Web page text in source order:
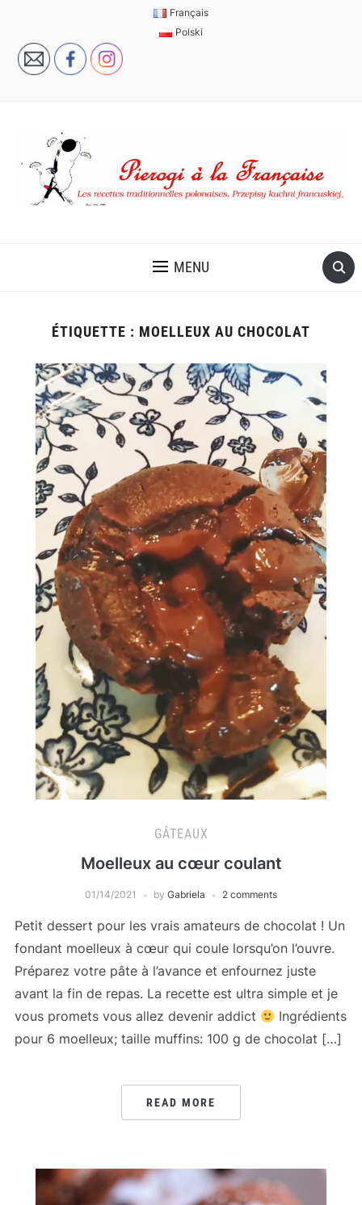
Français
Polski
MENU
ÉTIQUETTE : MOELLEUX AU CHOCOLAT
GÂTEAUX
Moelleux au cœur coulant
01/14/2021 by Gabriela 2 comments
Petit dessert pour les vrais amateurs de chocolat ! Un
fondant moelleux à cœur qui coule lorsqu’on l’ouvre.
Préparez votre pâte à l’avance et enfournez juste
avant la fin de repas. La recette est ultra simple et je
vous promets vous allez devenir addict
Ingrédients
pour 6 moelleux; taille muffins: 100 g de chocolat […]
READ MORE